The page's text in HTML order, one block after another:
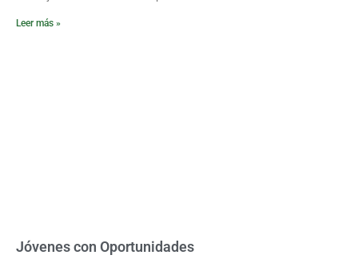
Leer más »
Jóvenes con Oportunidades